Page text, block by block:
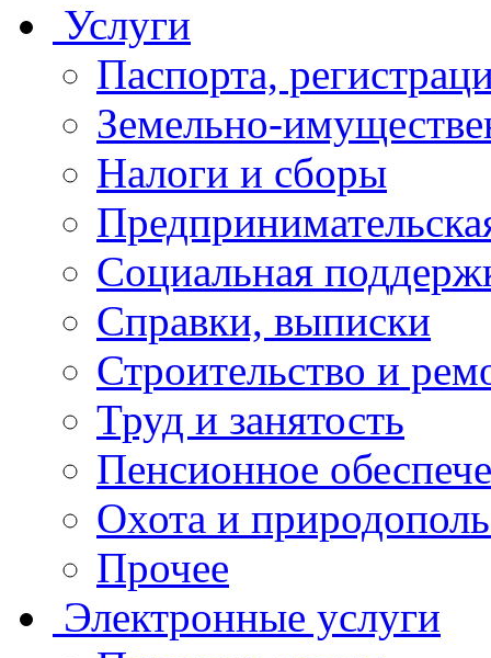
Услуги
Паспорта,
Земельно-
Налоги и сборы
Социальная
Справки, выписки
Строительство и
Труд и занятость
Пенсионное
Охота и
Прочее
Электронные услуги